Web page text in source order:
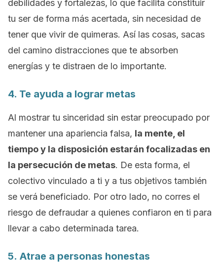
debilidades y fortalezas, lo que facilita constituir
tu ser de forma más acertada, sin necesidad de
tener que vivir de quimeras. Así las cosas, sacas
del camino distracciones que te absorben
energías y te distraen de lo importante.
4. Te ayuda a lograr metas
Al mostrar tu sinceridad sin estar preocupado por
mantener una apariencia falsa, la mente, el
tiempo y la disposición estarán focalizadas en
la persecución de metas. De esta forma, el
colectivo vinculado a ti y a tus objetivos también
se verá beneficiado. Por otro lado, no corres el
riesgo de defraudar a quienes confiaron en ti para
llevar a cabo determinada tarea.
5. Atrae a personas honestas